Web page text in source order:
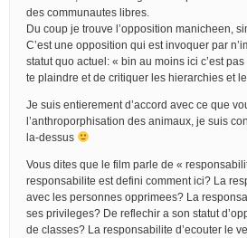
des communautes libres.
Du coup je trouve l’opposition manicheen,
C’est une opposition qui est invoquer par
statut quo actuel: « bin au moins ici c’est
te plaindre et de critiquer les hierarchies et
Je suis entierement d’accord avec ce que
l’anthroporphisation des animaux, je suis
la-dessus
Vous dites que le film parle de «
responsabilite est defini comment ici? La
avec les personnes opprimees? La
ses privileges? De reflechir a son statut
de classes? La responsabilite d’ecouter le